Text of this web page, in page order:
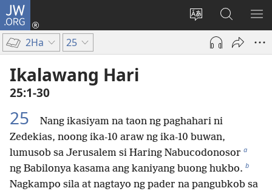
JW.ORG
Baguhin
ang
wika
Mag-
log
sa
JW.ORG
2Ha 25
Ikalawang Hari
25:1-30
25
Nang ikasiyam na taon ng paghahari ni
Zedekias, noong ika-10 araw ng ika-10 buwan,
lumusob sa Jerusalem si Haring Nabucodonosor a
ng Babilonya kasama ang kaniyang buong hukbo. b
Nagkampo sila at nagtayo ng pader na pangubkob sa